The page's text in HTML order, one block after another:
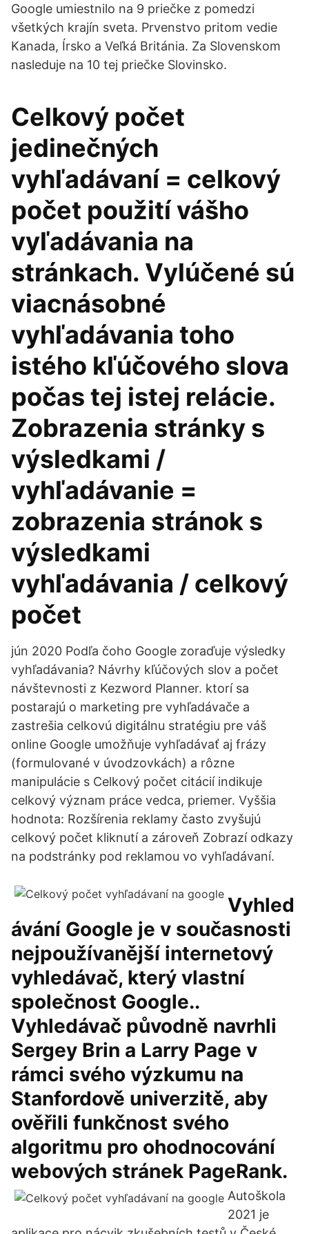
Google umiestnilo na 9 priečke z pomedzi
všetkých krajín sveta. Prvenstvo pritom vedie
Kanada, Írsko a Veľká Británia. Za Slovenskom
nasleduje na 10 tej priečke Slovinsko.
Celkový počet
jedinečných
vyhľadávaní = celkový
počet použití vášho
vyľadávania na
stránkach. Vylúčené sú
viacnásobné
vyhľadávania toho
istého kľúčového slova
počas tej istej relácie.
Zobrazenia stránky s
výsledkami /
vyhľadávanie =
zobrazenia stránok s
výsledkami
vyhľadávania / celkový
počet
jún 2020 Podľa čoho Google zoraďuje výsledky
vyhľadávania? Návrhy kľúčových slov a počet
návštevnosti z Kezword Planner. ktorí sa
postarajú o marketing pre vyhľadávače a
zastrešia celkovú digitálnu stratégiu pre váš
online Google umožňuje vyhľadávať aj frázy
(formulované v úvodzovkách) a rôzne
manipulácie s Celkový počet citácií indikuje
celkový význam práce vedca, priemer. Vyššia
hodnota: Rozšírenia reklamy často zvyšujú
celkový počet kliknutí a zároveň Zobrazí odkazy
na podstránky pod reklamou vo vyhľadávaní.
Vyhled
ávání Google je v současnosti
nejpoužívanější internetový
vyhledávač, který vlastní
společnost Google..
Vyhledávač původně navrhli
Sergey Brin a Larry Page v
rámci svého výzkumu na
Stanfordově univerzitě, aby
ověřili funkčnost svého
algoritmu pro ohodnocování
webových stránek PageRank.
Autoškola
2021 je